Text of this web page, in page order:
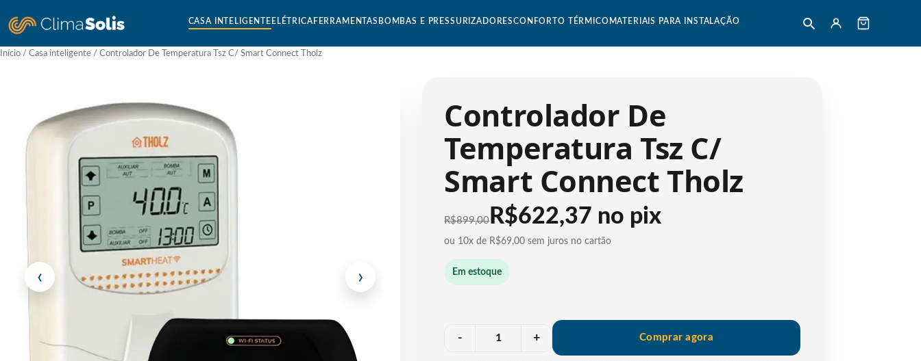
CASA INTELIGENTE ELÉTRICA FERRAMENTAS BOMBAS E PRESSURIZADORESCONFORTO TÉRMICO MATERIAIS PARA INSTALAÇÃO
Início / Casa inteligente / Controlador De Temperatura Tsz C/ Smart Connect Tholz
‹ ›
Controlador De
Temperatura Tsz C/
Smart Connect Tholz
R$899,00R$622,37 no pix
ou 10x de R$69,00 sem juros no cartão
Em estoque
- + Comprar agora